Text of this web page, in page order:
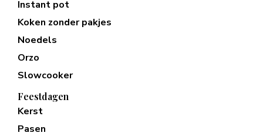
Instant pot
Koken zonder pakjes
Noedels
Orzo
Slowcooker
Feestdagen
Kerst
Pasen